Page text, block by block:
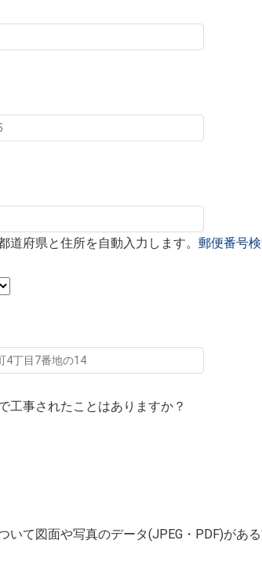
道府県と住所を自動入力します。 郵便番号
工事されたことはありますか？
いて図面や写真のデータ(JPEG・PDF)があ